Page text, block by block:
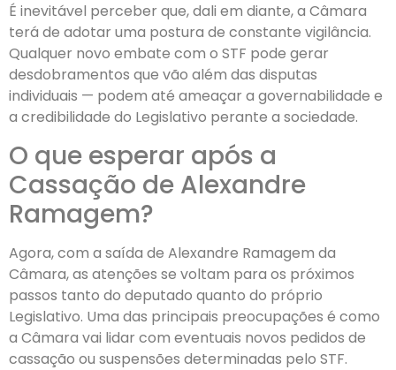
É inevitável perceber que, dali em diante, a Câmara
terá de adotar uma postura de constante vigilância.
Qualquer novo embate com o STF pode gerar
desdobramentos que vão além das disputas
individuais — podem até ameaçar a governabilidade e
a credibilidade do Legislativo perante a sociedade.
O que esperar após a
Cassação de Alexandre
Ramagem?
Agora, com a saída de Alexandre Ramagem da
Câmara, as atenções se voltam para os próximos
passos tanto do deputado quanto do próprio
Legislativo. Uma das principais preocupações é como
a Câmara vai lidar com eventuais novos pedidos de
cassação ou suspensões determinadas pelo STF.